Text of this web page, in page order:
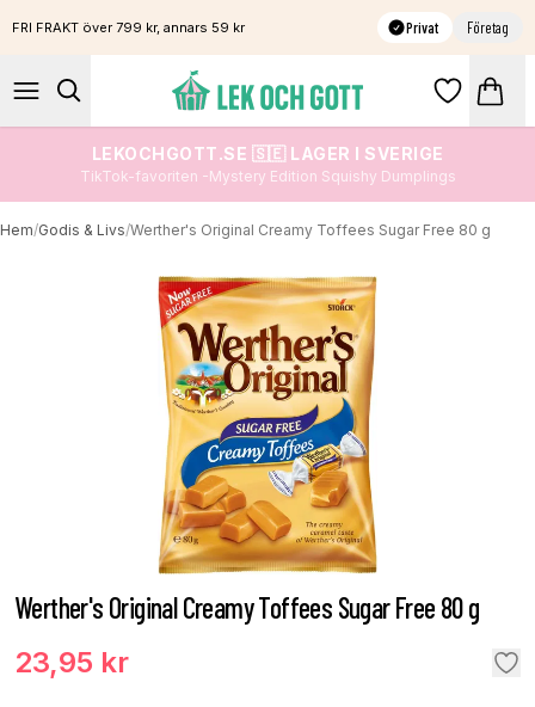
FRI FRAKT över 799 kr, annars 59 kr Privat Företag
LEKOCHGOTT.SE 🇸🇪 LAGER I SVERIGE
TikTok-favoriten -Mystery Edition Squishy Dumplings
Hem/Godis & Livs/Werther's Original Creamy Toffees Sugar Free 80 g
Werther's Original Creamy Toffees Sugar Free 80 g
23,95 kr